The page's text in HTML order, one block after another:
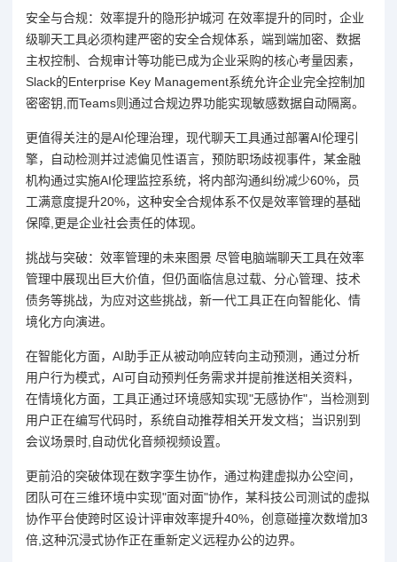
安全与合规：效率提升的隐形护城河 在效率提升的同时，企业
级聊天工具必须构建严密的安全合规体系，端到端加密、数据
主权控制、合规审计等功能已成为企业采购的核心考量因素，
Slack的Enterprise Key Management系统允许企业完全控制加
密密钥,而Teams则通过合规边界功能实现敏感数据自动隔离。
更值得关注的是AI伦理治理，现代聊天工具通过部署AI伦理引
擎，自动检测并过滤偏见性语言，预防职场歧视事件，某金融
机构通过实施AI伦理监控系统，将内部沟通纠纷减少60%，员
工满意度提升20%，这种安全合规体系不仅是效率管理的基础
保障,更是企业社会责任的体现。
挑战与突破：效率管理的未来图景 尽管电脑端聊天工具在效率
管理中展现出巨大价值，但仍面临信息过载、分心管理、技术
债务等挑战，为应对这些挑战，新一代工具正在向智能化、情
境化方向演进。
在智能化方面，AI助手正从被动响应转向主动预测，通过分析
用户行为模式，AI可自动预判任务需求并提前推送相关资料，
在情境化方面，工具正通过环境感知实现"无感协作"，当检测到
用户正在编写代码时，系统自动推荐相关开发文档；当识别到
会议场景时,自动优化音频视频设置。
更前沿的突破体现在数字孪生协作，通过构建虚拟办公空间，
团队可在三维环境中实现"面对面"协作，某科技公司测试的虚拟
协作平台使跨时区设计评审效率提升40%，创意碰撞次数增加3
倍,这种沉浸式协作正在重新定义远程办公的边界。